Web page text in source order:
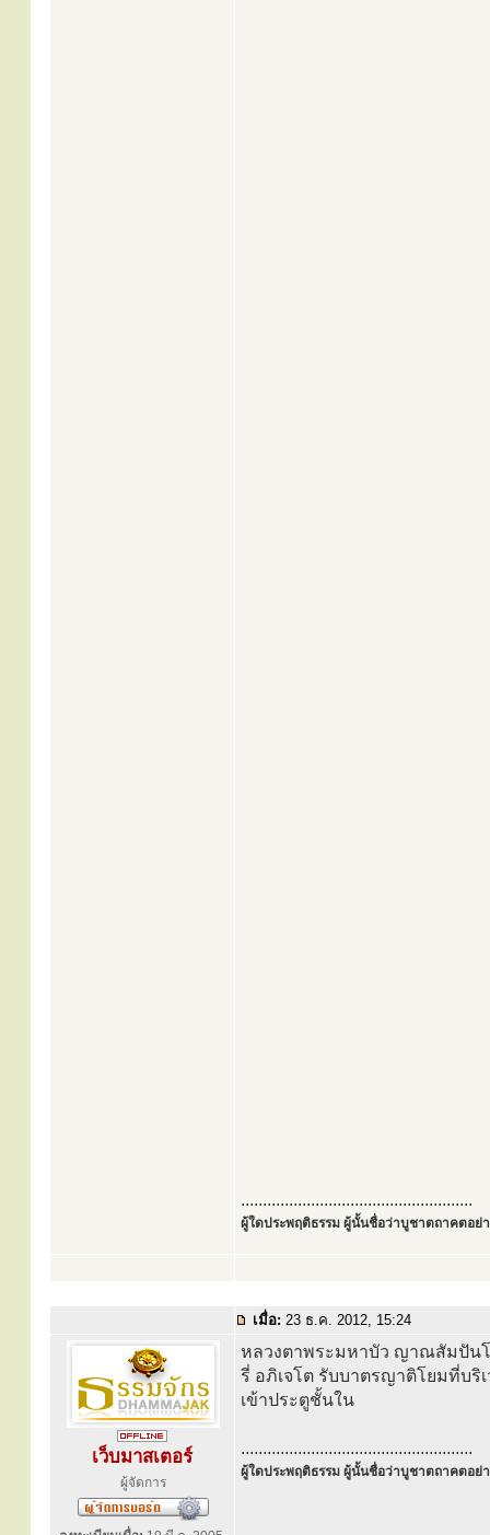
.....................................................
ผู้ใดประพฤติธรรม ผู้นั้นชื่อว่าบูชาตถาคตอย่า
เมื่อ: 23 ธ.ค. 2012, 15:24
เว็บมาสเตอร์
ผู้จัดการ
หลวงตาพระมหาบัว ญาณสัมปัน
รี่ อภิเจโต รับบาตรญาติโยมที่บริ
เข้าประตูชั้นใน
.....................................................
ผู้ใดประพฤติธรรม ผู้นั้นชื่อว่าบูชาตถาคตอย่า